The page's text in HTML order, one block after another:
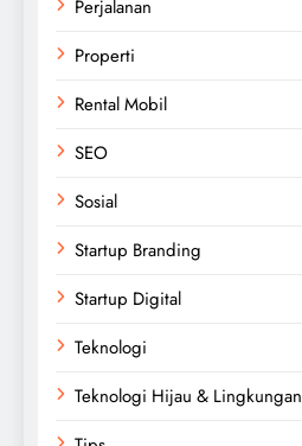
Perjalanan
Properti
Rental Mobil
SEO
Sosial
Startup Branding
Startup Digital
Teknologi
Teknologi Hijau & Lingkungan